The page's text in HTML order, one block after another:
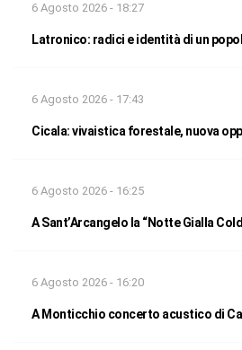
6 Agosto 2026 - 18:27
Latronico: radici e identità di un
6 Agosto 2026 - 17:43
Cicala: vivaistica forestale, nuova
6 Agosto 2026 - 16:25
A Sant’Arcangelo la “Notte Gialla
6 Agosto 2026 - 16:20
A Monticchio concerto acustico di